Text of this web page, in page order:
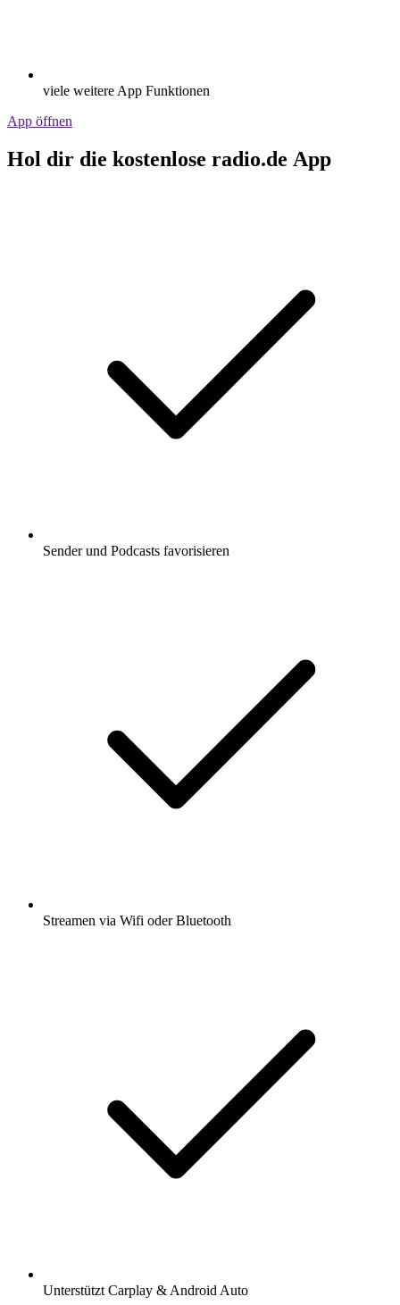
viele weitere App Funktionen
App öffnen
Hol dir die kostenlose radio.de App
Sender und Podcasts favorisieren
Streamen via Wifi oder Bluetooth
Unterstützt Carplay & Android Auto